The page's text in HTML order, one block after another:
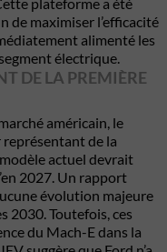
de maximiser l’efficacité
alimenté les
électrique.
DE LA PREMIÈRE
américain, le
de la
actuel devrait
2027. Un rapport
évolution majeure
2030. Toutefois, ces
du Mach-E dans la